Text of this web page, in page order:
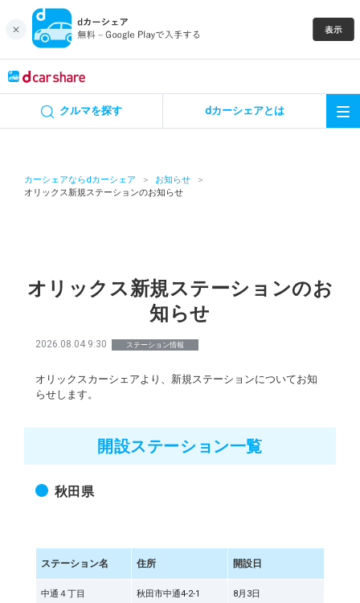
クルマを探す dカーシェアとは
カーシェアならdカーシェア
お知らせ
オリックス新規ステーションのお知らせ
オリックス新規ステーションのお
知らせ
2026.08.04 9:30 ステーション情報
オリックスカーシェアより、新規ステーションについてお知
らせします。
開設ステーション一覧
秋田県
ステーション名 住所 開設日
中通４丁目 秋田市中通4-2-1 8月3日
カーシェア
特集